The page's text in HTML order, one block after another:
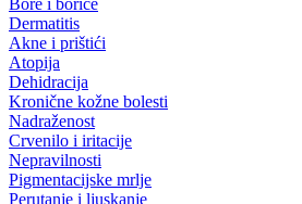
Bore i borice
Dermatitis
Akne i prištići
Atopija
Dehidracija
Kronične kožne bolesti
Nadraženost
Crvenilo i iritacije
Nepravilnosti
Pigmentacijske mrlje
Perutanje i ljuskanje